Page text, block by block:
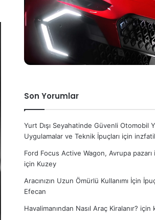
Son Yorumlar
Yurt Dışı Seyahatinde Güvenli Otomobil
Uygulamalar ve Teknik İpuçları için
Ford Focus Active Wagon, Avrupa pazarı
için Kuzey
Aracınızın Uzun Ömürlü Kullanımı İçin
Efecan
Havalimanından Nasıl Araç Kiralanır? için